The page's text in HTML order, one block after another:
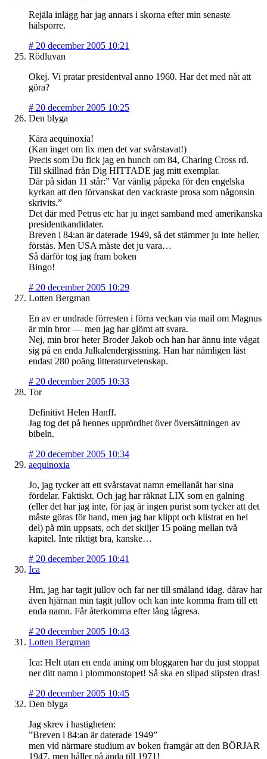
Rejäla inlägg har jag annars i skorna efter min senaste
hälsporre.
# 20 december 2005 10:21
Rödluvan
Okej. Vi pratar presidentval anno 1960. Har det med nåt att
göra?
# 20 december 2005 10:25
Den blyga
Kära aequinoxia!
(Kan inget om lix men det var svårstavat!)
Precis som Du fick jag en hunch om 84, Charing Cross rd.
Till skillnad från Dig HITTADE jag mitt exemplar.
Där på sidan 11 står:” Var vänlig påpeka för den engelska
kyrkan att den förvanskat den vackraste prosa som någonsin
skrivits.”
Det där med Petrus etc har ju inget samband med amerikanska
presidentkandidater.
Breven i 84:an är daterade 1949, så det stämmer ju inte heller,
förstås. Men USA måste det ju vara…
Så därför tog jag fram boken
Bingo!
# 20 december 2005 10:29
Lotten Bergman
En av er undrade förresten i förra veckan via mail om Magnus
är min bror — men jag har glömt att svara.
Nej, min bror heter Broder Jakob och han har ännu inte vågat
sig på en enda Julkalendergissning. Han har nämligen läst
endast 280 poäng litteraturvetenskap.
# 20 december 2005 10:33
Tor
Definitivt Helen Hanff.
Jag tog det på hennes upprördhet över översättningen av
bibeln.
# 20 december 2005 10:34
aequinoxia
Jo, jag tycker att ett svårstavat namn emellanåt har sina
fördelar. Faktiskt. Och jag har räknat LIX som en galning
(eller det har jag inte, för jag är ingen purist som tycker att det
måste göras för hand, men jag har klippt och klistrat en hel
del) på min uppsats, och det skiljer 15 poäng mellan två
kapitel. Inte riktigt bra, kanske…
# 20 december 2005 10:41
Ica
Hm, jag har tagit jullov och far ner till småland idag. därav har
även hjärnan min tagit jullov och kan inte komma fram till ett
enda namn. Får återkomma efter lång tågresa.
# 20 december 2005 10:43
Lotten Bergman
Ica: Helt utan en enda aning om bloggaren har du just stoppat
ner ditt namn i plommonstopet! Så ska en slipad slipsten dras!
# 20 december 2005 10:45
Den blyga
Jag skrev i hastigheten:
”Breven i 84:an är daterade 1949”
men vid närmare studium av boken framgår att den BÖRJAR
1947, men håller på ända till 1971!